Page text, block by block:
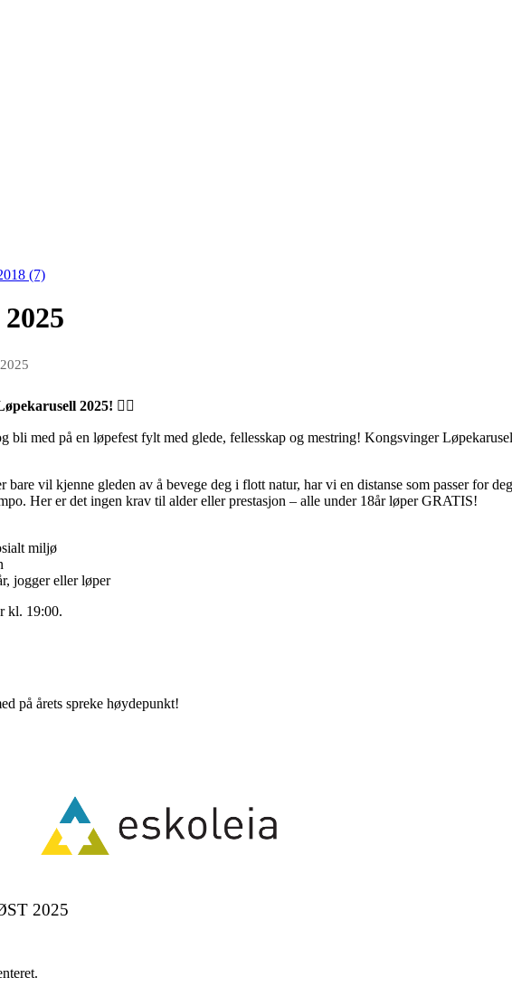
(7)
2025! 🏃‍♀️
bli med på en løpefest fylt med glede, fellesskap og mestring! Kongsvinger
bare vil kjenne gleden av å bevege deg i flott natur, har vi en distanse som passer for
Her er det ingen krav til alder eller prestasjon – alle under 18år løper GRATIS!
miljø
jogger eller løper
kl. 19:00.
på årets spreke høydepunkt!
2025